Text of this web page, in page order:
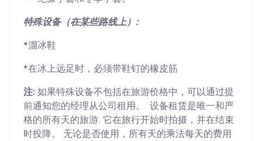
特殊设备（在某些路线上）:
*溜冰鞋
*在冰上远足时，必须带鞋钉的橡皮筋
注: 如果特殊设备不包括在旅游价格中，可以通过提
前通知您的经理从公司租用。 设备租赁是唯一和严
格的所有天的旅游. 它在旅行开始时拍摄，并在结束
时投降。 无论是否使用，所有天的乘法每天的费用